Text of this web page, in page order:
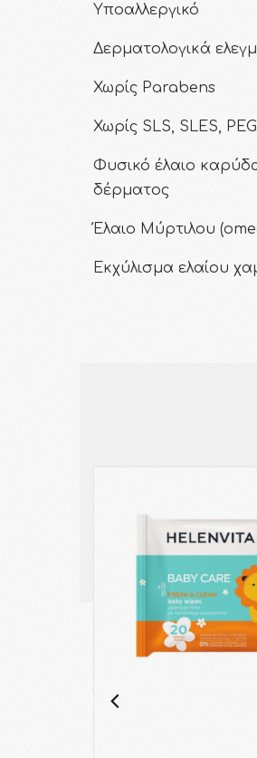
Υποαλλεργικό
Δερματολογικά
Χωρίς Parabens
Χωρίς SLS, SLES,
Φυσικό έλαιο
δέρματος
Έλαιο Μύρτιλου
Εκχύλισμα ελαίου